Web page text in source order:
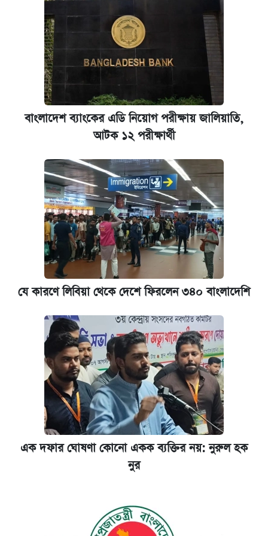
বাংলাদেশ ব্যাংকের এডি নিয়োগ পরীক্ষায় জালিয়াতি,
আটক ১২ পরীক্ষার্থী
যে কারণে লিবিয়া থেকে দেশে ফিরলেন ৩৪০ বাংলাদেশি
এক দফার ঘোষণা কোনো একক ব্যক্তির নয়: নুরুল হক
নুর